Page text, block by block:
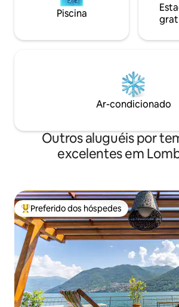
Piscina
Ar-condicionado
Outros aluguéis por
excelentes em
Entre os melhores preferidos dos
Preferido dos hóspedes